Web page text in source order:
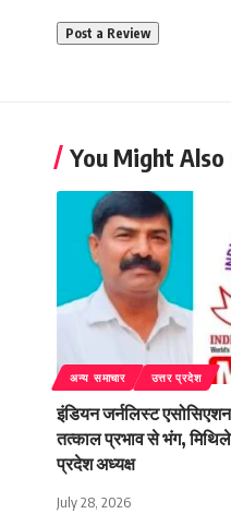
You Might Also
अन्य समाचार उत्तर प्रदेश
इंडियन जर्नलिस्ट
तत्काल प्रभाव से भंग,
प्रदेश अध्यक्ष
July 28, 2026